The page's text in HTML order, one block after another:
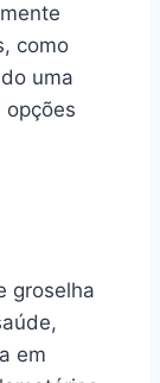
como
uma
opções
groselha
em